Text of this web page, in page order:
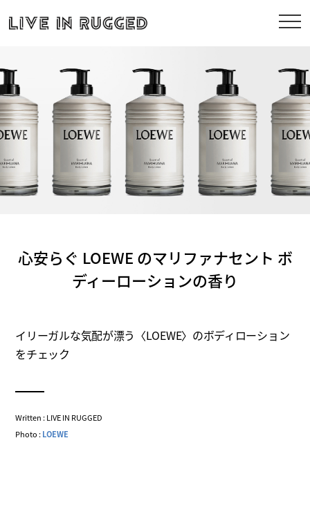
心安らぐ LOEWE のマリファナセント ボ
ディーローションの香り
イリーガルな気配が漂う〈LOEWE〉のボディローション
をチェック
Written : LIVE IN RUGGED
Photo :LOEWE